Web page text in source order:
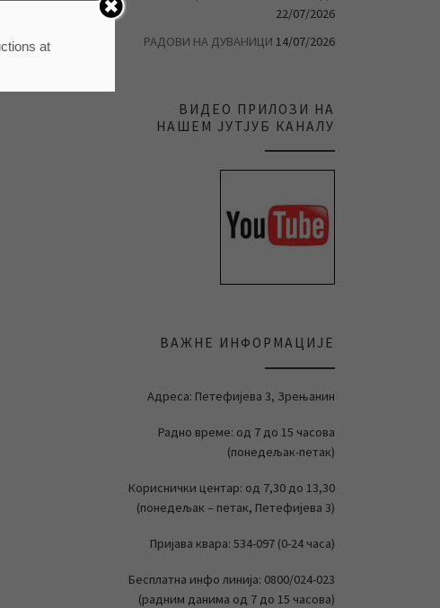
22/07/2026
РАДОВИ НА ДУВАНИЦИ 14/07/2026
ВИДЕО ПРИЛОЗИ НА
НАШЕМ ЈУТЈУБ КАНАЛУ
ВАЖНЕ ИНФОРМАЦИЈЕ
Адреса: Петефијева 3, Зрењанин
Радно време: од 7 до 15 часова
(понедељак-петак)
Кориснички центар: од 7,30 до 13,30
(понедељак – петак, Петефијева 3)
Пријава квара: 534-097 (0-24 часа)
Бесплатна инфо линија: 0800/024-023
(радним данима од 7 до 15 часова)
at